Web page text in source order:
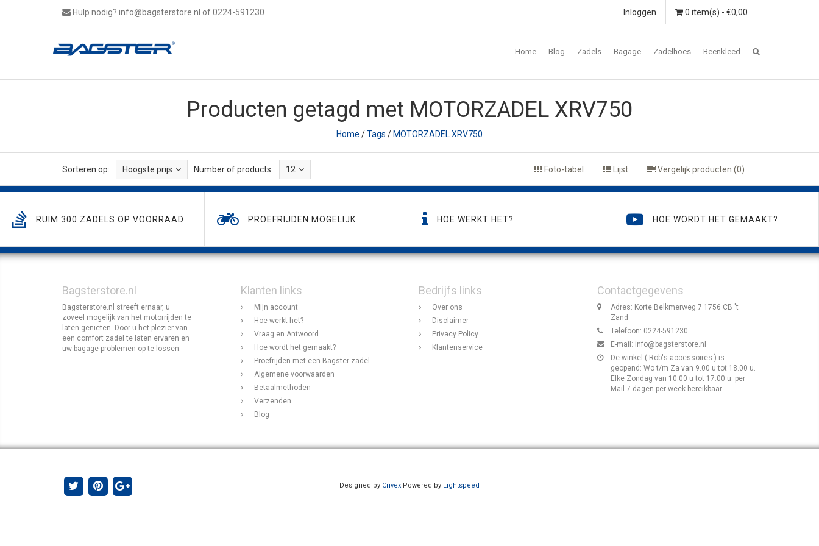
Hulp nodig? info@bagsterstore.nl of 0224-591230 0 item(s) - €0,00
Inloggen
Home Blog Zadels Bagage Zadelhoes Beenkleed
Producten getagd met MOTORZADEL XRV750
Home /Tags /MOTORZADEL XRV750
Sorteren op: Hoogste prijs Number of products: 12 Foto-tabel Lijst Vergelijk producten (0)
RUIM 300 ZADELS OP VOORRAAD PROEFRIJDEN MOGELIJK HOE WERKT HET? HOE WORDT HET GEMAAKT?
Bagsterstore.nl
Bagsterstore.nl streeft ernaar, u
zoveel mogelijk van het motorrijden te
laten genieten. Door u het plezier van
een comfort zadel te laten ervaren en
uw bagage problemen op te lossen.
Klanten links
Mijn account
Hoe werkt het?
Vraag en Antwoord
Hoe wordt het gemaakt?
Proefrijden met een Bagster zadel
Algemene voorwaarden
Betaalmethoden
Verzenden
Blog
Bedrijfs links
Over ons
Disclaimer
Privacy Policy
Klantenservice
Contactgegevens
Adres: Korte Belkmerweg 7 1756 CB 't
Zand
Telefoon: 0224-591230
E-mail: info@bagsterstore.nl
De winkel ( Rob's accessoires ) is
geopend: Wo t/m Za van 9.00 u tot 18.00 u.
Elke Zondag van 10.00 u tot 17.00 u. per
Mail 7 dagen per week bereikbaar.
Designed by Crivex Powered by Lightspeed